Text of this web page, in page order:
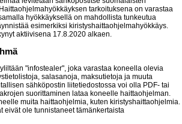
tarkoituksena on varastaa
hyökkäyksellä on mahdollista tunkeutua
esimerkiksi kiristyshaittaohjelmahyökkäys.
aktiivisena 17.8.2020 alkaen.
"infostealer", joka varastaa koneella olevia
salasanoja, maksutietoja ja muuta
sähköpostin liitetiedostossa voi olla PDF- tai
suorittaminen lataa koneelle haittaohjelman.
muita haittaohjelmia, kuten kiristyshaittaohjelmia.
eivät ole tunnistaneet tämänkertaista